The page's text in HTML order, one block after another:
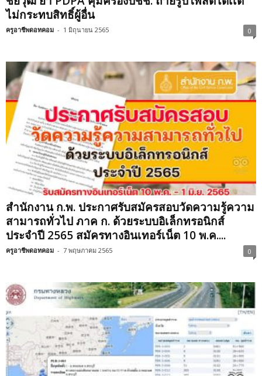
ไม่กระทบสิทธิ์ผู้อื่น
ครูอาชีพดอทคอม - 1 มิถุนายน 2565 0
สำนักงาน ก.พ. ประกาศรับสมัครสอบวัดความรู้ความ
สามารถทั่วไป ภาค ก. ด้วยระบบอิเล็กทรอนิกส์
ประจำปี 2565 สมัครทางอินเทอร์เน็ต 10 พ.ค....
ครูอาชีพดอทคอม - 7 พฤษภาคม 2565 0